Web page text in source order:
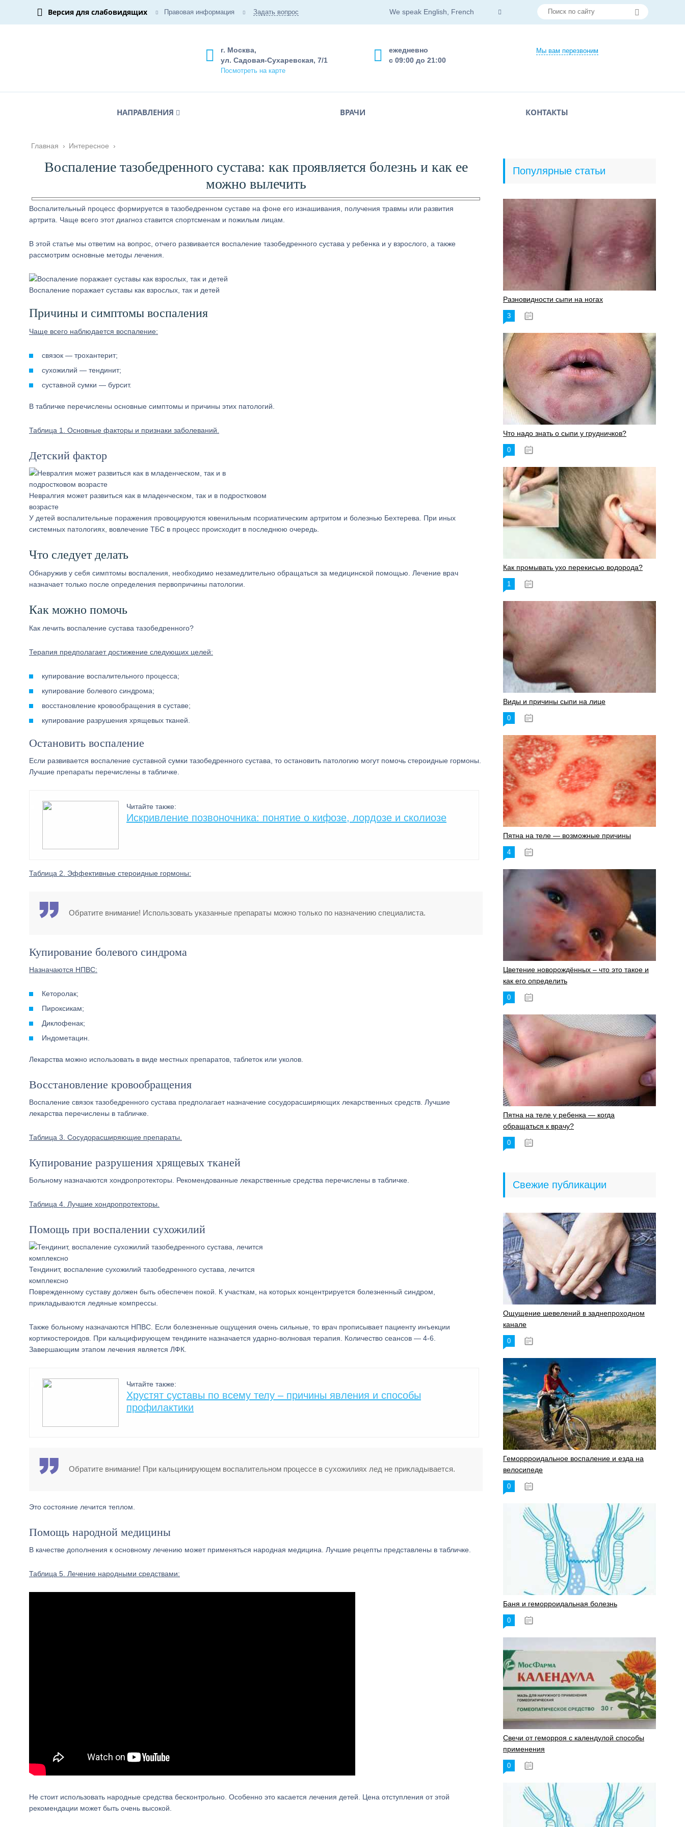
Версия для слабовидящих Правовая информация Задать вопрос We speak English, French
Мы вам перезвоним
ежедневно
с 09:00 до 21:00
г. Москва,
ул. Садовая-Сухаревская, 7/1
Посмотреть на карте
НАПРАВЛЕНИЯ ВРАЧИ КОНТАКТЫ
Главная › Интересное ›
Воспаление тазобедренного сустава: как проявляется болезнь и как ее
можно вылечить
Воспалительный процесс формируется в тазобедренном суставе на фоне его изнашивания, получения травмы или развития
артрита. Чаще всего этот диагноз ставится спортсменам и пожилым лицам.
В этой статье мы ответим на вопрос, отчего развивается воспаление тазобедренного сустава у ребенка и у взрослого, а также
рассмотрим основные методы лечения.
Воспаление поражает суставы как взрослых, так и детей
Причины и симптомы воспаления
Чаще всего наблюдается воспаление:
связок — трохантерит;
сухожилий — тендинит;
суставной сумки — бурсит.
В табличке перечислены основные симптомы и причины этих патологий.
Таблица 1. Основные факторы и признаки заболеваний.
Детский фактор
Невралгия может развиться как в младенческом, так и в подростковом
возрасте
У детей воспалительные поражения провоцируются ювенильным псориатическим артритом и болезнью Бехтерева. При иных
системных патологиях, вовлечение ТБС в процесс происходит в последнюю очередь.
Что следует делать
Обнаружив у себя симптомы воспаления, необходимо незамедлительно обращаться за медицинской помощью. Лечение врач
назначает только после определения первопричины патологии.
Как можно помочь
Как лечить воспаление сустава тазобедренного?
Терапия предполагает достижение следующих целей:
купирование воспалительного процесса;
купирование болевого синдрома;
восстановление кровообращения в суставе;
купирование разрушения хрящевых тканей.
Остановить воспаление
Если развивается воспаление суставной сумки тазобедренного сустава, то остановить патологию могут помочь стероидные гормоны.
Лучшие препараты перечислены в табличке.
Читайте также:
Искривление позвоночника: понятие о кифозе, лордозе и сколиозе
Таблица 2. Эффективные стероидные гормоны:
Обратите внимание! Использовать указанные препараты можно только по назначению специалиста.
Купирование болевого синдрома
Назначаются НПВС:
Кеторолак;
Пироксикам;
Диклофенак;
Индометацин.
Лекарства можно использовать в виде местных препаратов, таблеток или уколов.
Восстановление кровообращения
Воспаление связок тазобедренного сустава предполагает назначение сосудорасширяющих лекарственных средств. Лучшие
лекарства перечислены в табличке.
Таблица 3. Сосудорасширяющие препараты.
Купирование разрушения хрящевых тканей
Больному назначаются хондропротекторы. Рекомендованные лекарственные средства перечислены в табличке.
Таблица 4. Лучшие хондропротекторы.
Помощь при воспалении сухожилий
Тендинит, воспаление сухожилий тазобедренного сустава, лечится
комплексно
Поврежденному суставу должен быть обеспечен покой. К участкам, на которых концентрируется болезненный синдром,
прикладываются ледяные компрессы.
Также больному назначаются НПВС. Если болезненные ощущения очень сильные, то врач прописывает пациенту инъекции
кортикостероидов. При кальцифирующем тендините назначается ударно-волновая терапия. Количество сеансов — 4-6.
Завершающим этапом лечения является ЛФК.
Читайте также:
Хрустят суставы по всему телу – причины явления и способы
профилактики
Обратите внимание! При кальцинирующем воспалительном процессе в сухожилиях лед не прикладывается.
Это состояние лечится теплом.
Помощь народной медицины
В качестве дополнения к основному лечению может применяться народная медицина. Лучшие рецепты представлены в табличке.
Таблица 5. Лечение народными средствами:
Не стоит использовать народные средства бесконтрольно. Особенно это касается лечения детей. Цена отступления от этой
рекомендации может быть очень высокой.
Популярные статьи
Разновидности сыпи на ногах
3
Что надо знать о сыпи у грудничков?
0
Как промывать ухо перекисью водорода?
1
Виды и причины сыпи на лице
0
Пятна на теле — возможные причины
4
Цветение новорождённых – что это такое и
как его определить
0
Пятна на теле у ребенка — когда
обращаться к врачу?
0
Свежие публикации
Ощущение шевелений в заднепроходном
канале
0
Геморрроидальное воспаление и езда на
велосипеде
0
Баня и геморроидальная болезнь
0
Свечи от геморроя с календулой способы
применения
0